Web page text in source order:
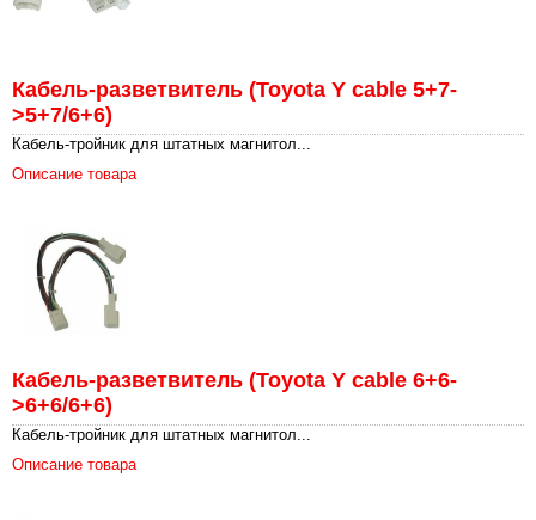
Кабель-разветвитель (Toyota Y cable 5+7-
>5+7/6+6)
Кабель-тройник для штатных магнитол...
Описание товара
Кабель-разветвитель (Toyota Y cable 6+6-
>6+6/6+6)
Кабель-тройник для штатных магнитол...
Описание товара